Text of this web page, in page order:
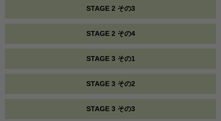
STAGE 2 その3
STAGE 2 その4
STAGE 3 その1
STAGE 3 その2
STAGE 3 その3